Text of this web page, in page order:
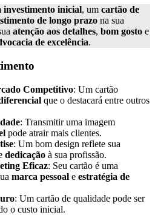
investimento inicial, um cartão de
de longo prazo na sua
atenção aos detalhes, bom gosto e
de excelência.
Competitivo: Um cartão
que o destacará entre outros
: Transmitir uma imagem
pode atrair mais clientes.
: Um bom design reflete sua
dedicação à sua profissão.
Eficaz: Seu cartão é uma
marca pessoal e estratégia de
: Um cartão de qualidade pode ser
o custo inicial.